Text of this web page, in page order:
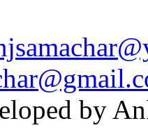
by